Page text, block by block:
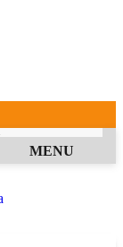
QUE CHEGAM
MENU